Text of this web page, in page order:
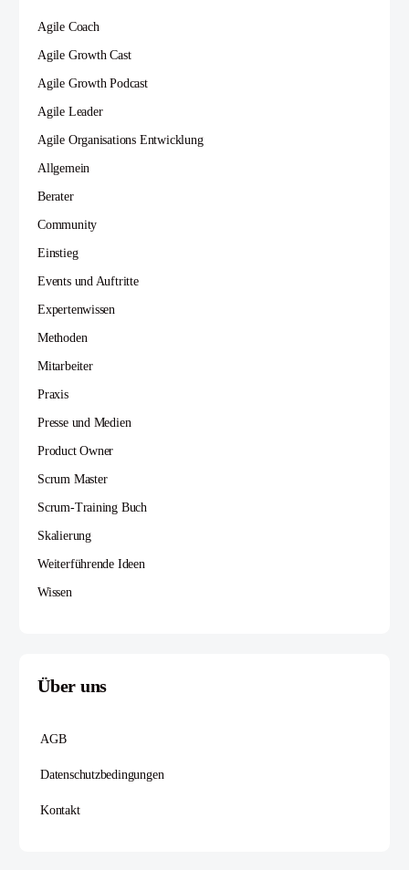
Agile Coach
Agile Growth Cast
Agile Growth Podcast
Agile Leader
Agile Organisations Entwicklung
Allgemein
Berater
Community
Einstieg
Events und Auftritte
Expertenwissen
Methoden
Mitarbeiter
Praxis
Presse und Medien
Product Owner
Scrum Master
Scrum-Training Buch
Skalierung
Weiterführende Ideen
Wissen
Über uns
AGB
Datenschutzbedingungen
Kontakt